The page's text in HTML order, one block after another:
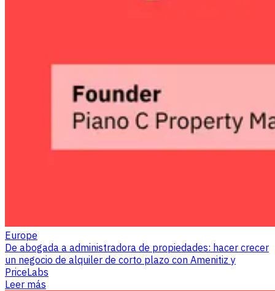
Europe
De abogada a administradora de propiedades: hacer crecer
un negocio de alquiler de corto plazo con Amenitiz y
PriceLabs
Leer más